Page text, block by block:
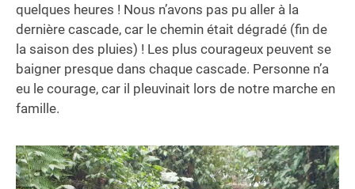
quelques heures ! Nous n’avons pas pu aller à la
dernière cascade, car le chemin était dégradé (fin de
la saison des pluies) ! Les plus courageux peuvent se
baigner presque dans chaque cascade. Personne n’a
eu le courage, car il pleuvinait lors de notre marche en
famille.